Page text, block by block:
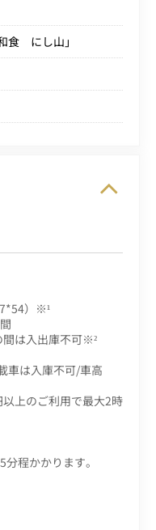
食 にし山」
）※¹
は入出庫不可※²
車は入庫不可/車高
上のご利用で最大2時
程かかります。